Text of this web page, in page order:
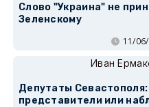
Слово "Украина" не
Зеленскому
11/
Иван
Депутаты Севастополя:
представители или